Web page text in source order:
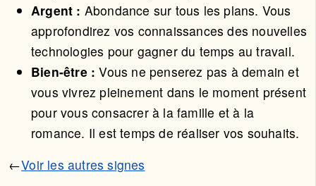
Argent : Abondance sur tous les plans. Vous
approfondirez vos connaissances des nouvelles
technologies pour gagner du temps au travail.
Bien-être :Vous ne penserez pas à demain et
vous vivrez pleinement dans le moment présent
pour vous consacrer à la famille et à la
romance. Il est temps de réaliser vos souhaits.
←Voir les autres signes